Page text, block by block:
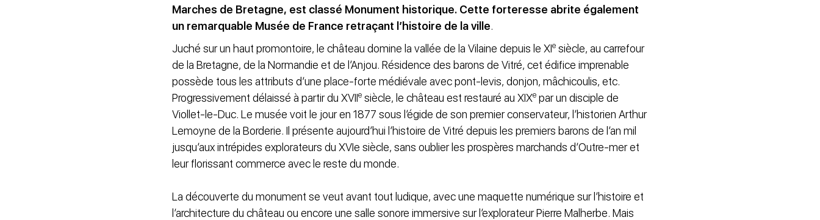
Marches de Bretagne, est classé Monument historique. Cette forteresse abrite également
un remarquable Musée de France retraçant l’histoire de la ville.
Juché sur un haut promontoire, le château domine la vallée de la Vilaine depuis le XIe siècle, au carrefour
de la Bretagne, de la Normandie et de l’Anjou. Résidence des barons de Vitré, cet édifice imprenable
possède tous les attributs d’une place-forte médiévale avec pont-levis, donjon, mâchicoulis, etc.
Progressivement délaissé à partir du XVIIe siècle, le château est restauré au XIXe par un disciple de
Viollet-le-Duc. Le musée voit le jour en 1877 sous l’égide de son premier conservateur, l’historien Arthur
Lemoyne de la Borderie. Il présente aujourd’hui l’histoire de Vitré depuis les premiers barons de l’an mil
jusqu’aux intrépides explorateurs du XVIe siècle, sans oublier les prospères marchands d’Outre-mer et
leur florissant commerce avec le reste du monde.
La découverte du monument se veut avant tout ludique, avec une maquette numérique sur l’histoire et
l’architecture du château ou encore une salle sonore immersive sur l’explorateur Pierre Malherbe. Mais